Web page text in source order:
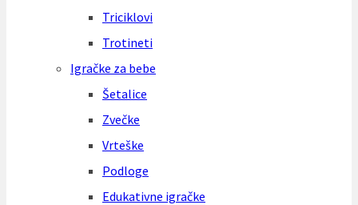
Triciklovi
Trotineti
Igračke za bebe
Šetalice
Zvečke
Vrteške
Podloge
Edukativne igračke